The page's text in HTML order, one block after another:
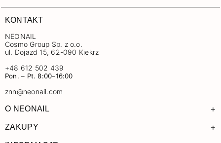
KONTAKT
NEONAIL
Cosmo Group Sp. z o.o.
ul. Dojazd 15, 62-090 Kiekrz
+48 612 502 439
Pon. – Pt. 8:00–16:00
znn@neonail.com
O NEONAIL +
ZAKUPY +